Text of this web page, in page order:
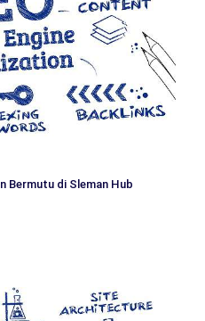
Bermutu di Sleman Hub